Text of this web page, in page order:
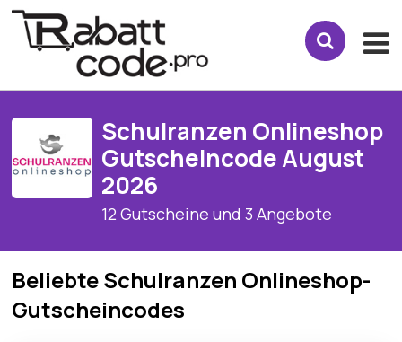
Schulranzen Onlineshop
Gutscheincode August
2026
12 Gutscheine und 3 Angebote
Beliebte Schulranzen Onlineshop-
Gutscheincodes